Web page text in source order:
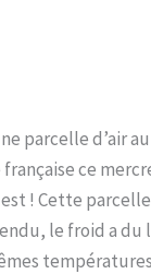
d’air au
ce
! Cette parcelle
le froid a